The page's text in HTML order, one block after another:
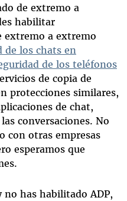
de extremo a
habilitar
extremo a extremo
de los chats en
de los teléfonos
de copia de
protecciones similares,
de chat,
conversaciones. No
con otras empresas
esperamos que
no has habilitado ADP,